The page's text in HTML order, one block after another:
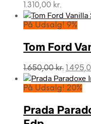
1.310,00 kr.
På Udsalg! 9%
Tom Ford
1.650,00kr. Den
pris
På Udsalg! 20%
Prada